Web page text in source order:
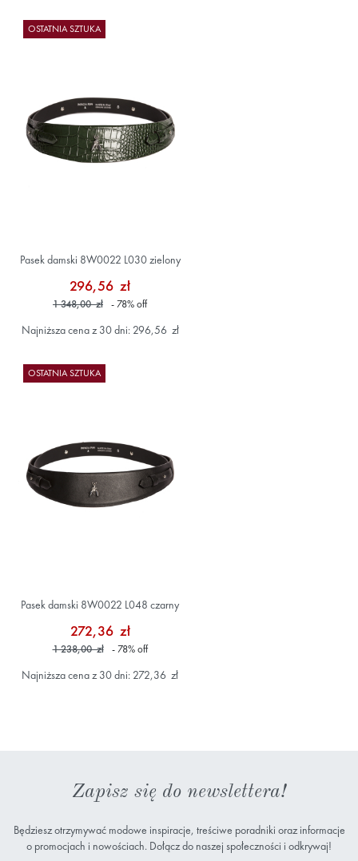
OSTATNIA SZTUKA
Pasek damski 8W0022 L030 zielony
296,56 zł
1 348,00 zł - 78%off
Najniższa cena z 30 dni: 296,56 zł
OSTATNIA SZTUKA
Pasek damski 8W0022 L048 czarny
272,36 zł
1 238,00 zł - 78%off
Najniższa cena z 30 dni: 272,36 zł
Zapisz się do newslettera!
Będziesz otrzymywać modowe inspiracje, treściwe poradniki oraz informacje
o promocjach i nowościach. Dołącz do naszej społeczności i odkrywaj!